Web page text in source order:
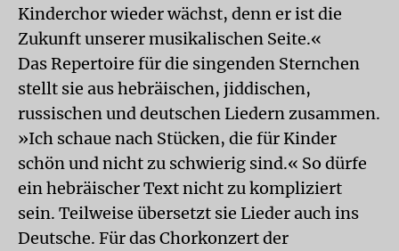
Kinderchor wieder wächst, denn er ist die
Zukunft unserer musikalischen Seite.«
Das Repertoire für die singenden Sternchen
stellt sie aus hebräischen, jiddischen,
russischen und deutschen Liedern zusammen.
»Ich schaue nach Stücken, die für Kinder
schön und nicht zu schwierig sind.« So dürfe
ein hebräischer Text nicht zu kompliziert
sein. Teilweise übersetzt sie Lieder auch ins
Deutsche. Für das Chorkonzert der